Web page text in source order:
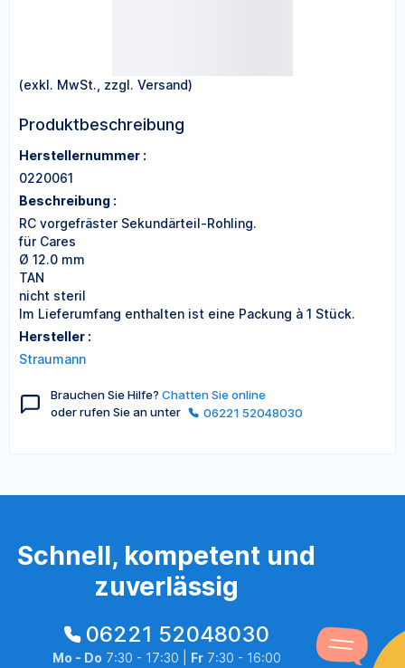
(exkl. MwSt., zzgl. Versand)
Produktbeschreibung
Herstellernummer :
0220061
Beschreibung :
RC vorgefräster Sekundärteil-Rohling.
für Cares
Ø 12.0 mm
TAN
nicht steril
Im Lieferumfang enthalten ist eine Packung à 1 Stück.
Hersteller :
Straumann
Brauchen Sie Hilfe? Chatten Sie online
oder rufen Sie an unter
06221 52048030
Schnell, kompetent und
zuverlässig
06221 52048030
Mo - Do 7:30 - 17:30 | Fr7:30 - 16:00